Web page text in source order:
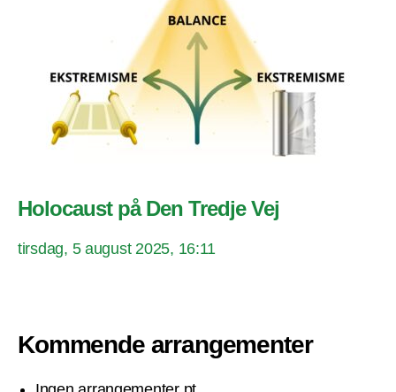
Holocaust på Den Tredje Vej
tirsdag, 5 august 2025, 16:11
Kommende arrangementer